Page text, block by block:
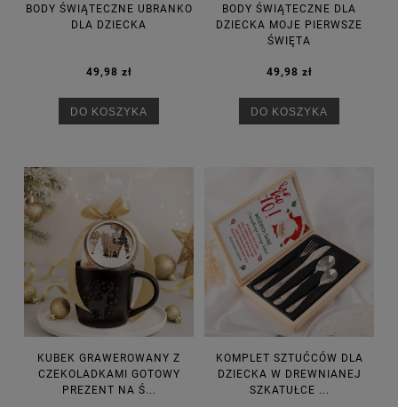
BODY ŚWIĄTECZNE UBRANKO
DLA DZIECKA
49,98 zł
DO KOSZYKA
BODY ŚWIĄTECZNE DLA
DZIECKA MOJE PIERWSZE
ŚWIĘTA
49,98 zł
DO KOSZYKA
KUBEK GRAWEROWANY Z
CZEKOLADKAMI GOTOWY
PREZENT NA Ś...
KOMPLET SZTUĆCÓW DLA
DZIECKA W DREWNIANEJ
SZKATUŁCE ...